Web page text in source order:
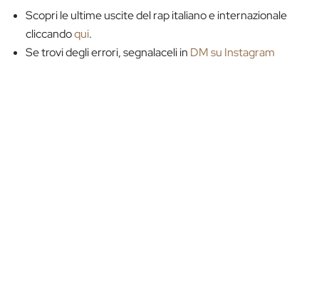
Scopri le ultime uscite del rap italiano e internazionale
cliccandoqui.
Se trovi degli errori, segnalaceli in DM su Instagram